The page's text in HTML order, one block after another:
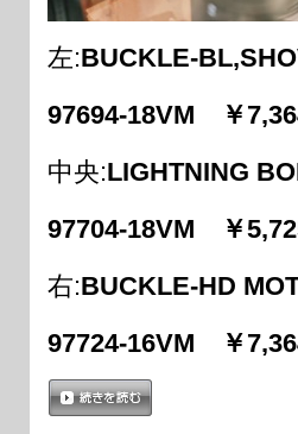
左:BUCKLE-
97694-18VM ￥
中央:LIGHTNING
97704-18VM ￥
右:BUCKLE-HD
97724-16VM ￥